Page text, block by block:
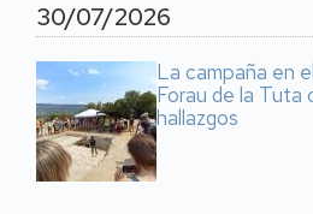
30/07/2026
La campaña en
Forau de la Tuta
hallazgos